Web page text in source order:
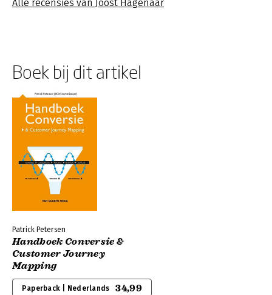
Alle recensies van Joost Hagenaar
Boek bij dit artikel
Patrick Petersen
Handboek Conversie &
Customer Journey
Mapping
Paperback | Nederlands 34,99